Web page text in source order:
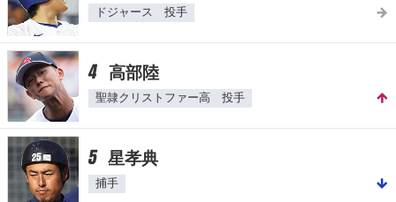
ドジャース 投手
4 高部陸
聖隷クリストファー高 投手
5 星孝典
捕手